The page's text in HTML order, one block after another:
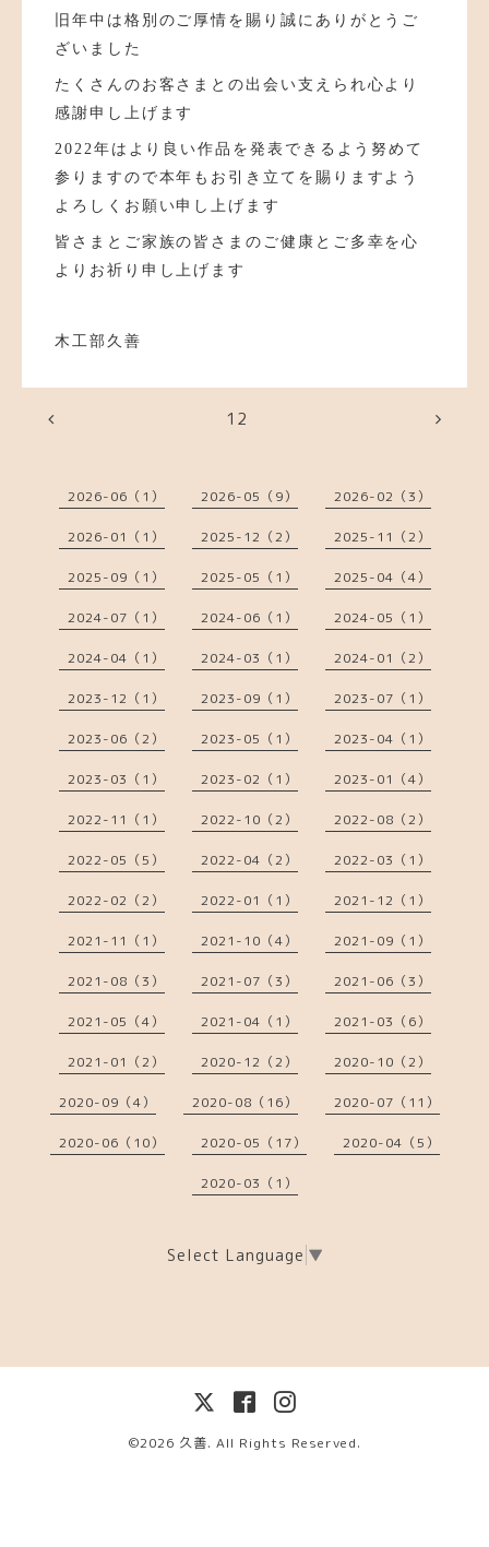
旧年中は格別のご厚情を賜り誠にありがとうご
ざいました
たくさんのお客さまとの出会い支えられ心より
感謝申し上げます
2022年はより良い作品を発表できるよう努めて
参りますので本年もお引き立てを賜りますよう
よろしくお願い申し上げます
皆さまとご家族の皆さまのご健康とご多幸を心
よりお祈り申し上げます
木工部久善
12
2026-06（1） 2026-05（9） 2026-02（3）
2026-01（1） 2025-12（2） 2025-11（2）
2025-09（1） 2025-05（1） 2025-04（4）
2024-07（1） 2024-06（1） 2024-05（1）
2024-04（1） 2024-03（1） 2024-01（2）
2023-12（1） 2023-09（1） 2023-07（1）
2023-06（2） 2023-05（1） 2023-04（1）
2023-03（1） 2023-02（1） 2023-01（4）
2022-11（1） 2022-10（2） 2022-08（2）
2022-05（5） 2022-04（2） 2022-03（1）
2022-02（2） 2022-01（1） 2021-12（1）
2021-11（1） 2021-10（4） 2021-09（1）
2021-08（3） 2021-07（3） 2021-06（3）
2021-05（4） 2021-04（1） 2021-03（6）
2021-01（2） 2020-12（2） 2020-10（2）
2020-09（4） 2020-08（16） 2020-07（11）
2020-06（10） 2020-05（17） 2020-04（5）
2020-03（1）
Select Language ▼
©2026 久善. All Rights Reserved.